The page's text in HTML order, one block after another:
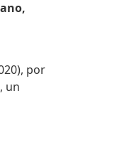
por
un